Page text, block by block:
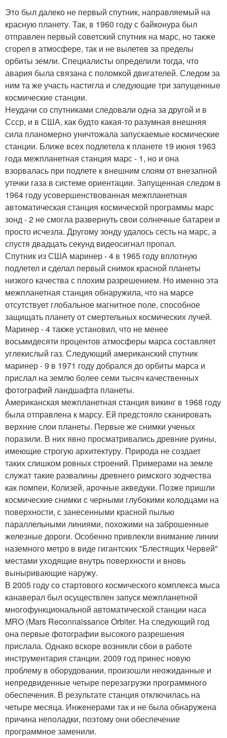
Это был далеко не первый спутник, направляемый на
красную планету. Так, в 1960 году с байконура был
отправлен первый советский спутник на марс, но также
сгорел в атмосфере, так и не вылетев за пределы
орбиты земли. Специалисты определили тогда, что
авария была связана с поломкой двигателей. Следом за
ним та же участь настигла и следующие три запущенные
космические станции.
Неудачи со спутниками следовали одна за другой и в
Ссср, и в США, как будто какая-то разумная внешняя
сила планомерно уничтожала запускаемые космические
станции. Ближе всех подлетела к планете 19 июня 1963
года межпланетная станция марс - 1, но и она
взорвалась при подлете к внешним слоям от внезапной
утечки газа в системе ориентации. Запущенная следом в
1964 году усовершенствованная межпланетная
автоматическая станция космической программы марс
зонд - 2 не смогла развернуть свои солнечные батареи и
просто исчезла. Другому зонду удалось сесть на марс, а
спустя двадцать секунд видеосигнал пропал.
Спутник из США маринер - 4 в 1965 году вплотную
подлетел и сделал первый снимок красной планеты
низкого качества с плохим разрешением. Но именно эта
межпланетная станция обнаружила, что на марсе
отсутствует глобальное магнитное поле, способное
защищать планету от смертельных космических лучей.
Маринер - 4 также установил, что не менее
восьмидесяти процентов атмосферы марса составляет
углекислый газ. Следующий американский спутник
маринер - 9 в 1971 году добрался до орбиты марса и
прислал на землю более семи тысяч качественных
фотографий ландшафта планеты.
Американская межпланетная станция викинг в 1968 году
была отправлена к марсу. Ей предстояло сканировать
верхние слои планеты. Первые же снимки ученых
поразили. В них явно просматривались древние руины,
имеющие строгую архитектуру. Природа не создает
таких слишком ровных строений. Примерами на земле
служат такие развалины древнего римского зодчества
как помпеи, Колизей, арочные акведуки. Позже пришли
космические снимки с черными глубокими колодцами на
поверхности, с занесенными красной пылью
параллельными линиями, похожими на заброшенные
железные дороги. Особенно привлекли внимание линии
наземного метро в виде гигантских "Блестящих Червей"
местами уходящие внутрь поверхности и вновь
выныривающие наружу.
В 2005 году со стартового космического комплекса мыса
канаверал был осуществлен запуск межпланетной
многофункциональной автоматической станции наса
MRO (Mars Reconnaissance Orbiter. На следующий год
она первые фотографии высокого разрешения
прислала. Однако вскоре возникли сбои в работе
инструментария станции. 2009 год принес новую
проблему в оборудовании, произошли неожиданные и
непредвиденные четыре перезагрузки программного
обеспечения. В результате станция отключилась на
четыре месяца. Инженерами так и не была обнаружена
причина неполадки, поэтому они обеспечение
программное заменили.